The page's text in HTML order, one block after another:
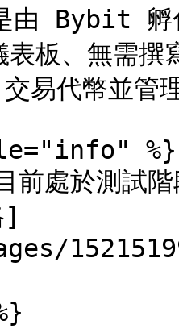
由 Bybit 孵
表板、無需
易代幣並管
%}
處於測試
]